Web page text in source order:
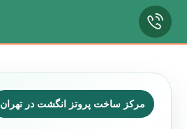
مرکز ساخت پروتز انگشت در تهران